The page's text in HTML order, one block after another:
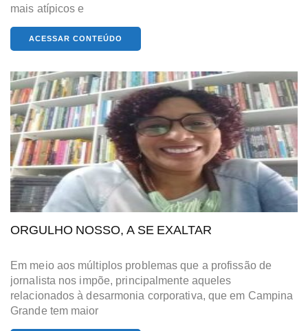
mais atípicos e
ACESSAR CONTEÚDO
ORGULHO NOSSO, A SE EXALTAR
Em meio aos múltiplos problemas que a profissão de
jornalista nos impõe, principalmente aqueles
relacionados à desarmonia corporativa, que em Campina
Grande tem maior